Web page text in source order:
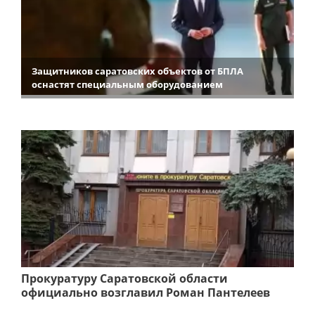
Защитников саратовских объектов от БПЛА
оснастят специальным оборудованием
Прокуратуру Саратовской области
официально возглавил Роман Пантелеев